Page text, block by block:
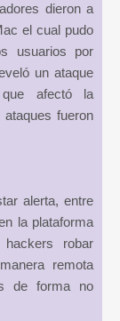
dieron a
el cual pudo
usuarios por
un ataque
afectó la
fueron
alerta, entre
la plataforma
robar
remota
de forma no